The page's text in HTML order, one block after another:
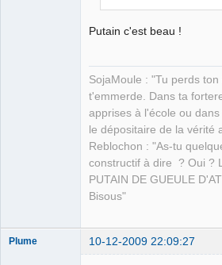
Putain c'est beau !
SojaMoule : "Tu perds
t'emmerde. Dans ta
apprises à l'école ou
le dépositaire de la vérité
Reblochon : "As-tu
constructif à dire ? Oui ?
PUTAIN DE GUEULE
Bisous"
Plume 10-12-2009 22:09:27